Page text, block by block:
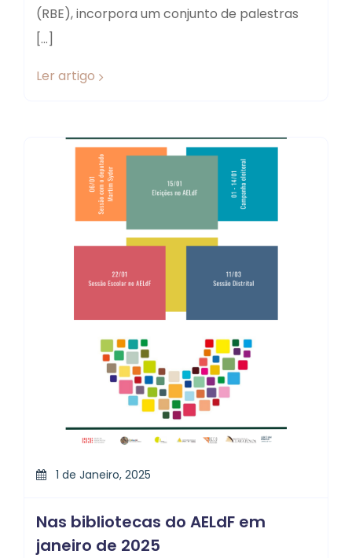
(RBE), incorpora um conjunto de palestras
[…]
Ler artigo
1 de Janeiro, 2025
Nas bibliotecas do AELdF em
janeiro de 2025